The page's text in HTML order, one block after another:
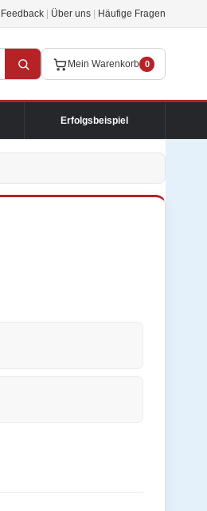
Feedback Über uns Häufige Fragen
Mein Warenkorb 0
Erfolgsbeispiel